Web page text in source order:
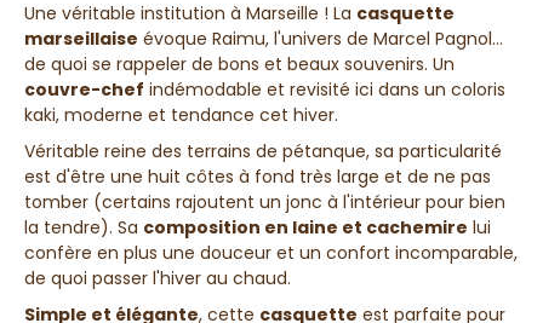
Une véritable institution à Marseille ! La casquette
marseillaise évoque Raimu, l'univers de Marcel Pagnol...
de quoi se rappeler de bons et beaux souvenirs. Un
couvre-chef indémodable et revisité ici dans un coloris
kaki, moderne et tendance cet hiver.
Véritable reine des terrains de pétanque, sa particularité
est d'être une huit côtes à fond très large et de ne pas
tomber (certains rajoutent un jonc à l'intérieur pour bien
la tendre). Sa composition en laine et cachemire lui
confère en plus une douceur et un confort incomparable,
de quoi passer l'hiver au chaud.
Simple et élégante, cette casquette est parfaite pour